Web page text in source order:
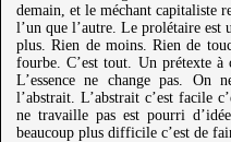
demain, et le méchant capitaliste
l’un que l’autre. Le prolétaire est
plus. Rien de moins. Rien de
fourbe. C’est tout. Un prétexte à
L’essence ne change pas. On
l’abstrait. L’abstrait c’est facile
ne travaille pas est pourri
beaucoup plus difficile c’est de